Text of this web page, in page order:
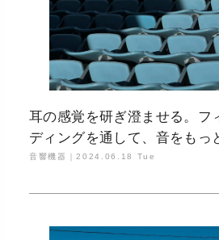
耳の感覚を研ぎ澄ませる。フ
ディングを通して、音をもっ
音響機器｜2024.06.18 Tue